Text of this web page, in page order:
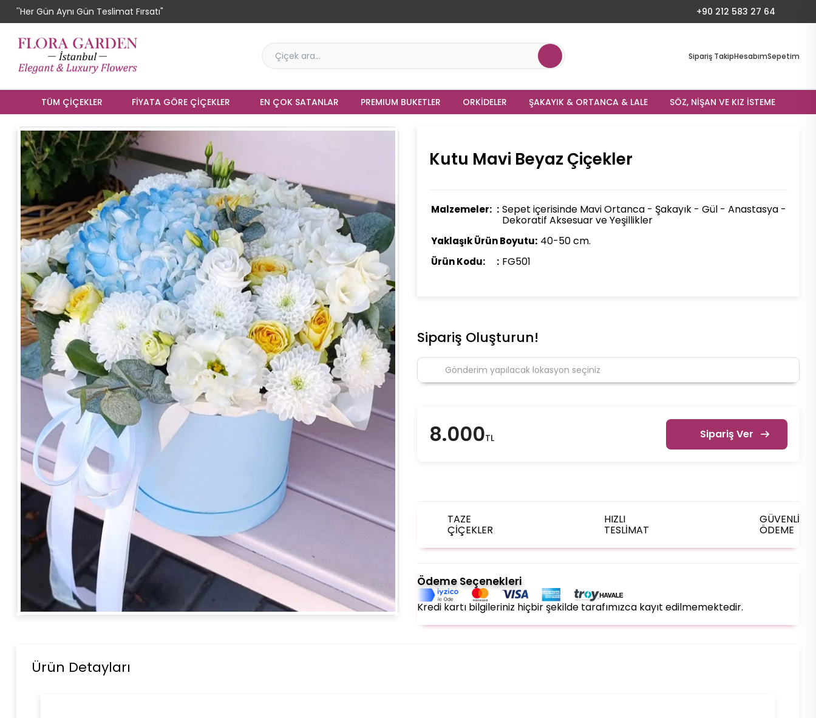
''Her Gün Aynı Gün Teslimat Fırsatı" +90 212 583 27 64
Sipariş TakipHesabımSepetim
TÜM ÇIÇEKLER FIYATA GÖRE ÇIÇEKLER EN ÇOK SATANLAR PREMIUM BUKETLER ORKIDELER ŞAKAYIK & ORTANCA & LALE SÖZ, NIŞAN VE KIZ İSTEME
Kutu Mavi Beyaz Çiçekler
Malzemeler: Sepet içerisinde Mavi Ortanca - Şakayık - Gül - Anastasya -
Dekoratif Aksesuar ve Yeşillikler
Yaklaşık Ürün Boyutu: 40-50 cm.
Ürün Kodu: FG501
Sipariş Oluşturun!
8.000TL Sipariş Ver
TAZE
ÇİÇEKLER
HIZLI
TESLİMAT
GÜVENLİ
ÖDEME
Ödeme Seçenekleri
Kredi kartı bilgileriniz hiçbir şekilde tarafımızca kayıt edilmemektedir.
Ürün Detayları